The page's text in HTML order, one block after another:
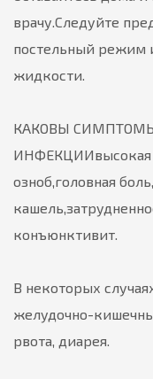
врачу. Следуйте
постельный режим
жидкости.
КАКОВЫ
ИНФЕКЦИИвысокая
озноб,головная
конъюнктивит.
В некоторых
желудочно-
рвота, диарея.